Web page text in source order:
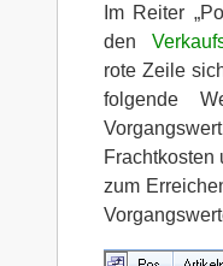
Im Reiter
den
rote Zeile
folgende
Frachtkosten
zum